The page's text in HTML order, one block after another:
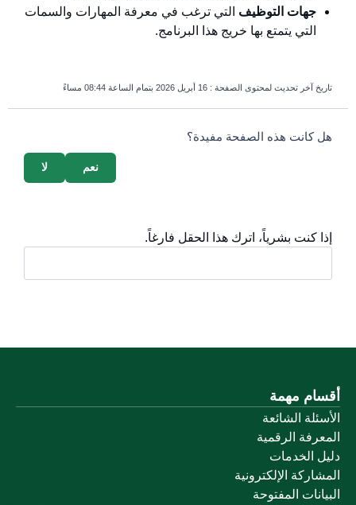
جهات التوظيف التي ترغب في معرفة المهارات والسمات
التي يتمتع بها خريج هذا البرنامج.
تاريخ آخر تحديث لمحتوى الصفحة : 16 أبريل 2026 بتمام الساعة 08:44 مساءً
survey_v2
هل كانت هذه الصفحة مفيدة؟
لا نعم
إذا كنت بشرياً، اترك هذا الحقل فارغاً.
أقسام مهمة
الأسئلة الشائعة
المعرفة الرقمية
دليل الخدمات
المشاركة الإلكترونية
البيانات المفتوحة